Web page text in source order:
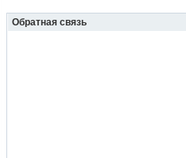
Обратная связь